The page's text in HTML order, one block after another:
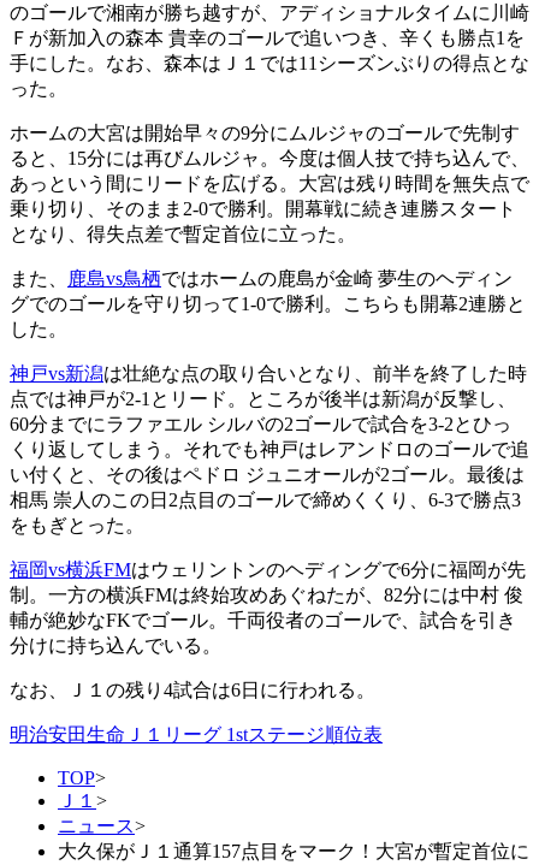
のゴールで湘南が勝ち越すが、アディショナルタイムに川崎
Ｆが新加入の森本 貴幸のゴールで追いつき、辛くも勝点1を
手にした。なお、森本はＪ１では11シーズンぶりの得点とな
った。
ホームの大宮は開始早々の9分にムルジャのゴールで先制す
ると、15分には再びムルジャ。今度は個人技で持ち込んで、
あっという間にリードを広げる。大宮は残り時間を無失点で
乗り切り、そのまま2-0で勝利。開幕戦に続き連勝スタート
となり、得失点差で暫定首位に立った。
また、 鹿島vs鳥栖ではホームの鹿島が金崎 夢生のヘディン
グでのゴールを守り切って1-0で勝利。こちらも開幕2連勝と
した。
神戸vs新潟は壮絶な点の取り合いとなり、前半を終了した時
点では神戸が2-1とリード。ところが後半は新潟が反撃し、
60分までにラファエル シルバの2ゴールで試合を3-2とひっ
くり返してしまう。それでも神戸はレアンドロのゴールで追
い付くと、その後はペドロ ジュニオールが2ゴール。最後は
相馬 崇人のこの日2点目のゴールで締めくくり、6-3で勝点3
をもぎとった。
福岡vs横浜FMはウェリントンのヘディングで6分に福岡が先
制。一方の横浜FMは終始攻めあぐねたが、82分には中村 俊
輔が絶妙なFKでゴール。千両役者のゴールで、試合を引き
分けに持ち込んでいる。
なお、Ｊ１の残り4試合は6日に行われる。
明治安田生命Ｊ１リーグ 1stステージ順位表
TOP>
Ｊ１ >
ニュース>
大久保がＪ１通算157点目をマーク！大宮が暫定首位に